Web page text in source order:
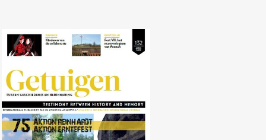
Nr. 132 (04/2021) AKTION
REINHARDT en AKTION
ERNTEFEST